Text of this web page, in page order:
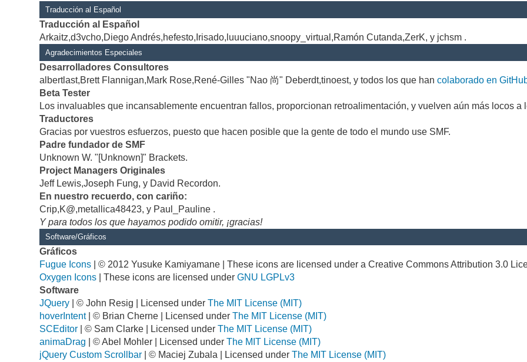
Traducción al Español
Traducción al Español
Arkaitz,d3vcho,Diego Andrés,hefesto,Irisado,luuuciano,snoopy_virtual,Ramón Cutanda,ZerK, y jchsm .
Agradecimientos Especiales
Desarrolladores Consultores
albertlast,Brett Flannigan,Mark Rose,René-Gilles "Nao 尚" Deberdt,tinoest, y todos los que hancolaborado en
Beta Tester
Los invaluables que incansablemente encuentran fallos, proporcionan retroalimentación, y vuelven aún más locos a
Traductores
Gracias por vuestros esfuerzos, puesto que hacen posible que la gente de todo el mundo use SMF.
Padre fundador de SMF
Unknown W. "[Unknown]" Brackets.
Project Managers Originales
Jeff Lewis,Joseph Fung, y David Recordon.
En nuestro recuerdo, con cariño:
Crip,K@,metallica48423, y Paul_Pauline .
Y para todos los que hayamos podido omitir, ¡gracias!
Software/Gráficos
Gráficos
Fugue Icons | © 2012 Yusuke Kamiyamane | These icons are licensed under a Creative Commons Attribution 3.0
Oxygen Icons | These icons are licensed underGNU LGPLv3
Software
JQuery | © John Resig | Licensed underThe MIT License (MIT)
hoverIntent| © Brian Cherne | Licensed underThe MIT License (MIT)
SCEditor | © Sam Clarke | Licensed underThe MIT License (MIT)
animaDrag | © Abel Mohler | Licensed underThe MIT License (MIT)
jQuery Custom Scrollbar | © Maciej Zubala | Licensed underThe MIT License (MIT)